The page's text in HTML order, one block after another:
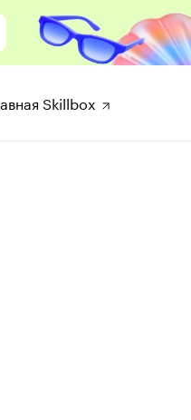
Skillbox